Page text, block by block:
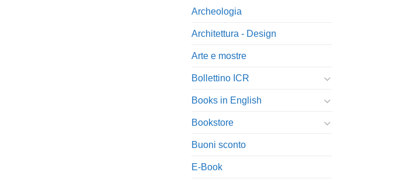
Archeologia
Architettura - Design
Arte e mostre
Bollettino ICR
Books in English
Bookstore
Buoni sconto
E-Book